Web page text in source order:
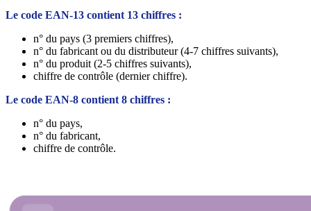
Le code EAN-13 contient 13 chiffres :
n° du pays (3 premiers chiffres),
n° du fabricant ou du distributeur (4-7 chiffres suivants),
n° du produit (2-5 chiffres suivants),
chiffre de contrôle (dernier chiffre).
Le code EAN-8 contient 8 chiffres :
n° du pays,
n° du fabricant,
chiffre de contrôle.